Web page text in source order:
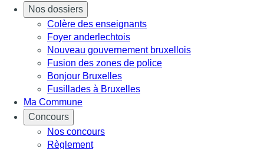
Nos dossiers
Colère des enseignants
Foyer anderlechtois
Nouveau gouvernement bruxellois
Fusion des zones de police
Bonjour Bruxelles
Fusillades à Bruxelles
Ma Commune
Concours
Nos concours
Règlement